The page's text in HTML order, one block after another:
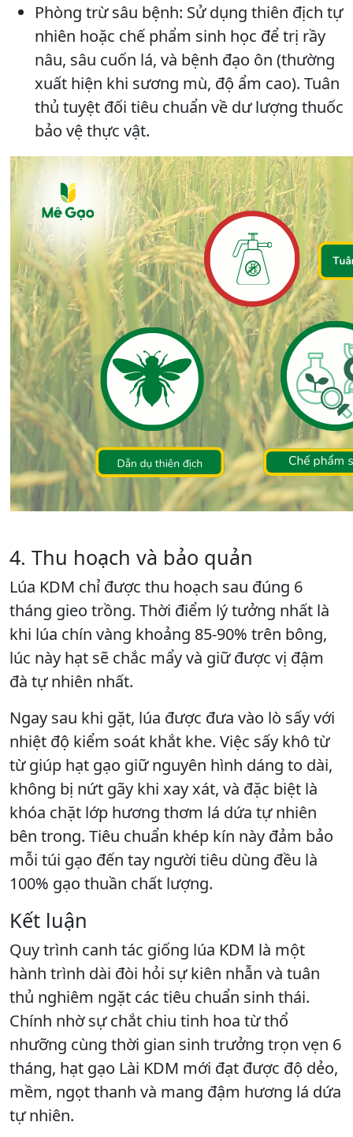
Phòng trừ sâu bệnh: Sử dụng thiên địch tự
nhiên hoặc chế phẩm sinh học để trị rầy
nâu, sâu cuốn lá, và bệnh đạo ôn (thường
xuất hiện khi sương mù, độ ẩm cao). Tuân
thủ tuyệt đối tiêu chuẩn về dư lượng thuốc
bảo vệ thực vật.
4. Thu hoạch và bảo quản
Lúa KDM chỉ được thu hoạch sau đúng 6
tháng gieo trồng. Thời điểm lý tưởng nhất là
khi lúa chín vàng khoảng 85-90% trên bông,
lúc này hạt sẽ chắc mẩy và giữ được vị đậm
đà tự nhiên nhất.
Ngay sau khi gặt, lúa được đưa vào lò sấy với
nhiệt độ kiểm soát khắt khe. Việc sấy khô từ
từ giúp hạt gạo giữ nguyên hình dáng to dài,
không bị nứt gãy khi xay xát, và đặc biệt là
khóa chặt lớp hương thơm lá dứa tự nhiên
bên trong. Tiêu chuẩn khép kín này đảm bảo
mỗi túi gạo đến tay người tiêu dùng đều là
100% gạo thuần chất lượng.
Kết luận
Quy trình canh tác giống lúa KDM là một
hành trình dài đòi hỏi sự kiên nhẫn và tuân
thủ nghiêm ngặt các tiêu chuẩn sinh thái.
Chính nhờ sự chắt chiu tinh hoa từ thổ
nhưỡng cùng thời gian sinh trưởng trọn vẹn 6
tháng, hạt gạo Lài KDM mới đạt được độ dẻo,
mềm, ngọt thanh và mang đậm hương lá dứa
tự nhiên.